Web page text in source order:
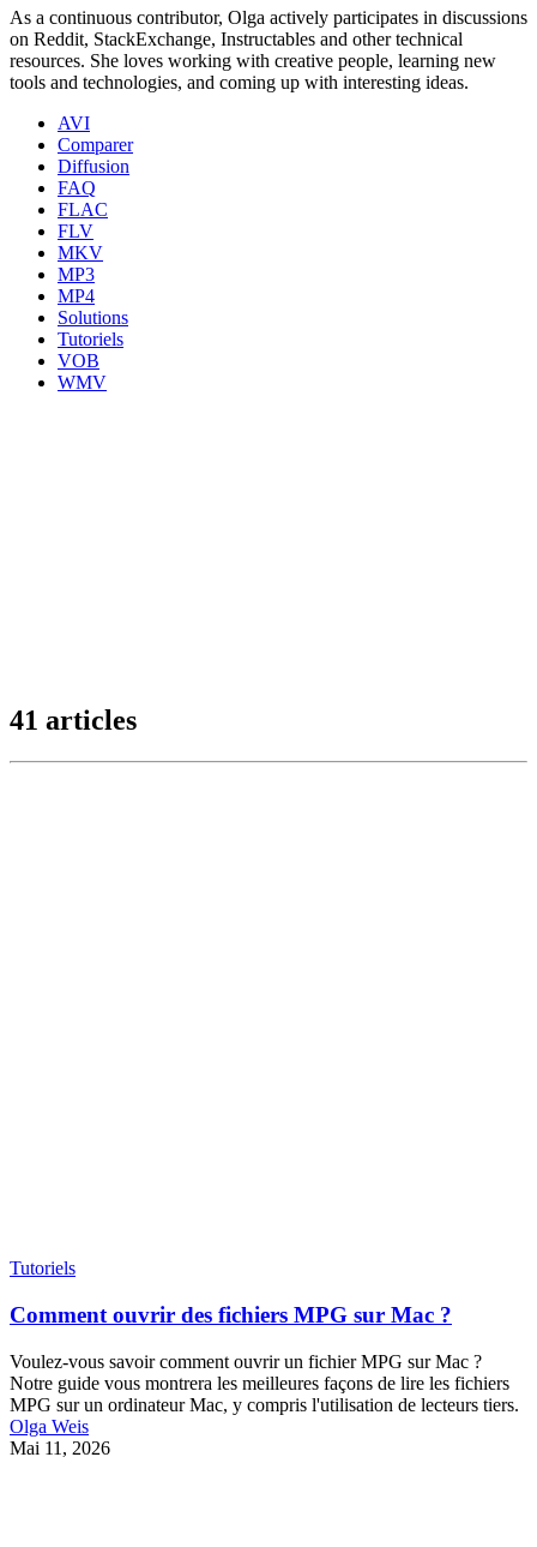
As a continuous contributor, Olga actively participates in discussions
on Reddit, StackExchange, Instructables and other technical
resources. She loves working with creative people, learning new
tools and technologies, and coming up with interesting ideas.
AVI
Comparer
Diffusion
FAQ
FLAC
FLV
MKV
MP3
MP4
Solutions
Tutoriels
VOB
WMV
41 articles
Tutoriels
Comment ouvrir des fichiers MPG sur Mac ?
Voulez-vous savoir comment ouvrir un fichier MPG sur Mac ?
Notre guide vous montrera les meilleures façons de lire les fichiers
MPG sur un ordinateur Mac, y compris l'utilisation de lecteurs tiers.
Olga Weis
Mai 11, 2026